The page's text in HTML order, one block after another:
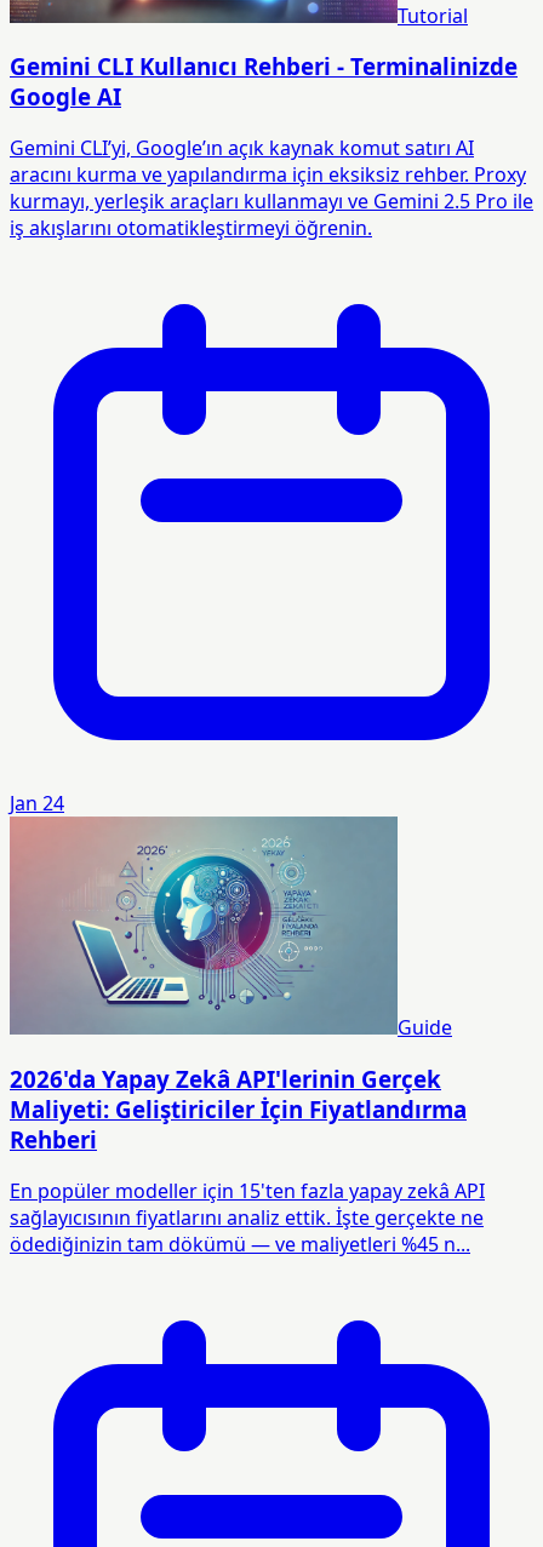
Tutorial
Gemini CLI Kullanıcı Rehberi - Terminalinizde
Google AI
Gemini CLI’yi, Google’ın açık kaynak komut satırı AI
aracını kurma ve yapılandırma için eksiksiz rehber. Proxy
kurmayı, yerleşik araçları kullanmayı ve Gemini 2.5 Pro ile
iş akışlarını otomatikleştirmeyi öğrenin.
Jan 24
Guide
2026'da Yapay Zekâ API'lerinin Gerçek
Maliyeti: Geliştiriciler İçin Fiyatlandırma
Rehberi
En popüler modeller için 15'ten fazla yapay zekâ API
sağlayıcısının fiyatlarını analiz ettik. İşte gerçekte ne
ödediğinizin tam dökümü — ve maliyetleri %45 n...